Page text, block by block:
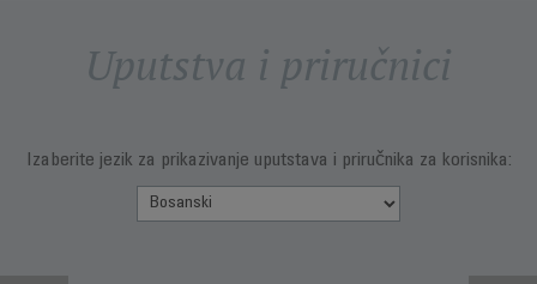
Uputstva i priručnici
Izaberite jezik za prikazivanje uputstava i priručnika za korisnika: